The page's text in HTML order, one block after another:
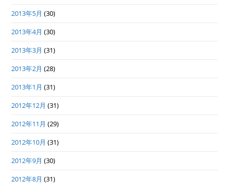
2013年5月 (30)
2013年4月 (30)
2013年3月 (31)
2013年2月 (28)
2013年1月 (31)
2012年12月 (31)
2012年11月 (29)
2012年10月 (31)
2012年9月 (30)
2012年8月 (31)